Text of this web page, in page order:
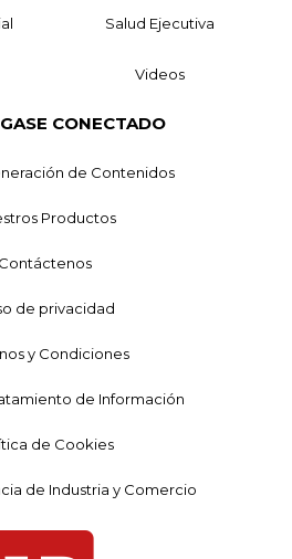
Salud Ejecutiva
Videos
CONECTADO
de Contenidos
Productos
Contáctenos
de privacidad
y Condiciones
de Información
de Cookies
de Industria y Comercio